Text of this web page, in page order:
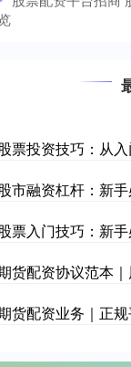
票投资技巧：从
市融资杠杆：新
票入门技巧：新
货配资协议范本
货配资业务｜正